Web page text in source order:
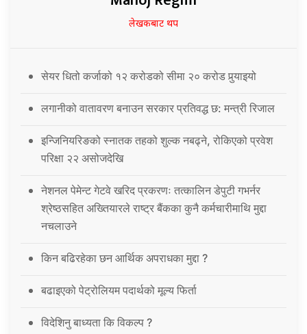
लेखकबाट थप
सेयर धितो कर्जाको १२ करोडको सीमा २० करोड पुर्‍याइयो
लगानीको वातावरण बनाउन सरकार प्रतिवद्ध छ: मन्त्री रिजाल
इन्जिनियरिङको स्नातक तहको शुल्क नबढ्ने, रोकिएको प्रवेश
परिक्षा २२ असोजदेखि
नेशनल पेमेन्ट गेटवे खरिद प्रकरणः तत्कालिन डेपुटी गभर्नर
श्रेष्ठसहित अख्तियारले राष्ट्र बैंकका कुनै कर्मचारीमाथि मुद्दा
नचलाउने
किन बढिरहेका छन आर्थिक अपराधका मुद्दा ?
बढाइएको पेट्रोलियम पदार्थको मूल्य फिर्ता
विदेशिनु बाध्यता कि विकल्प ?